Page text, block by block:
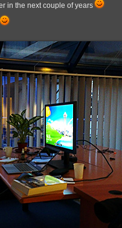
in the next couple of years